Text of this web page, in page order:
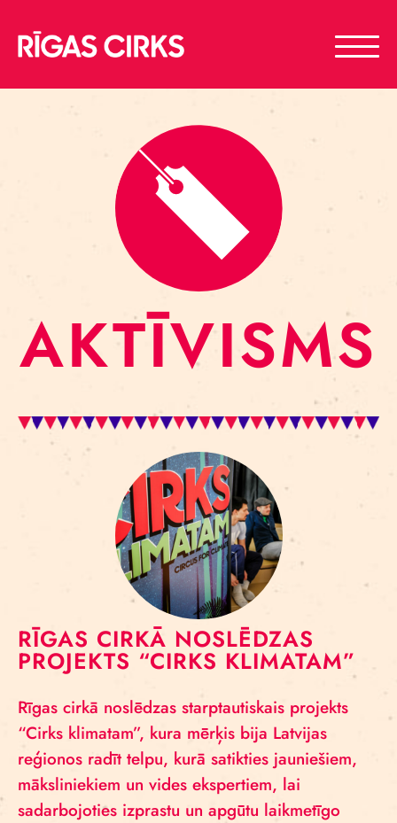
AKTĪVISMS
RĪGAS CIRKĀ NOSLĒDZAS
PROJEKTS “CIRKS KLIMATAM”
Rīgas cirkā noslēdzas starptautiskais projekts
“Cirks klimatam”, kura mērķis bija Latvijas
reģionos radīt telpu, kurā satikties jauniešiem,
māksliniekiem un vides ekspertiem, lai
sadarbojoties izprastu un apgūtu laikmetīgo